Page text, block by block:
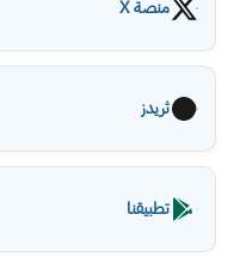
منصة X
ثريدز
تطبيقنا